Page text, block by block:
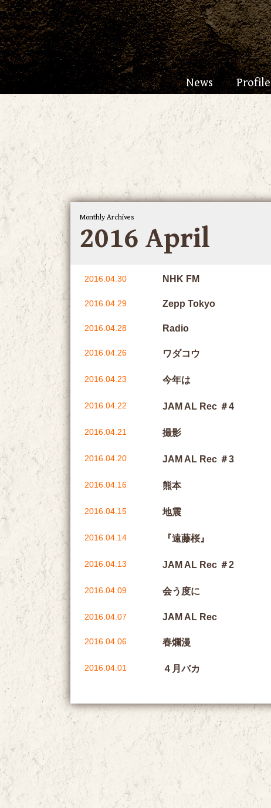
News Profile
Monthly Archives
2016 April
2016.04.30 NHK FM
2016.04.29 Zepp Tokyo
2016.04.28 Radio
2016.04.26 ワダコウ
2016.04.23 今年は
2016.04.22 JAM AL Rec ＃4
2016.04.21 撮影
2016.04.20 JAM AL Rec ＃3
2016.04.16 熊本
2016.04.15 地震
2016.04.14 『遠藤桜』
2016.04.13 JAM AL Rec ＃2
2016.04.09 会う度に
2016.04.07 JAM AL Rec
2016.04.06 春爛漫
2016.04.01 ４月バカ